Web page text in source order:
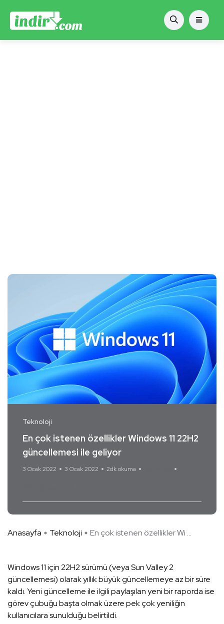
Teknoloji
En çok istenen özellikler Windows 11 22H2
güncellemesi ile geliyor
3 Ocak 2022 3 Ocak 2022 2dk okuma
Anasayfa Teknoloji En çok istenen özellikler Wi ...
Windows 11 için 22H2 sürümü (veya Sun Valley 2
güncellemesi) olarak yıllık büyük güncellemeye az bir süre
kaldı. Yeni güncelleme ile ilgili paylaşılan yeni bir raporda ise
görev çubuğu başta olmak üzere pek çok yeniliğin
kullanıcılara sunulduğu belirtildi.